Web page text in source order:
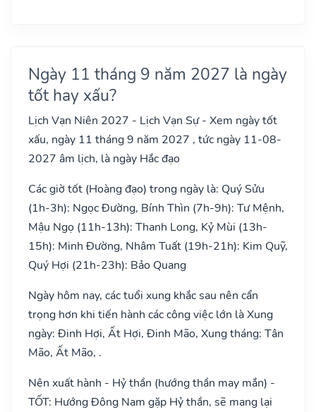
Ngày 11 tháng 9 năm 2027 là ngày
tốt hay xấu?
Lịch Vạn Niên 2027 - Lịch Vạn Sự - Xem ngày tốt
xấu, ngày 11 tháng 9 năm 2027 , tức ngày 11-08-
2027 âm lịch, là ngày Hắc đạo
Các giờ tốt (Hoàng đạo) trong ngày là: Quý Sửu
(1h-3h): Ngọc Đường, Bính Thìn (7h-9h): Tư Mệnh,
Mậu Ngọ (11h-13h): Thanh Long, Kỷ Mùi (13h-
15h): Minh Đường, Nhâm Tuất (19h-21h): Kim Quỹ,
Quý Hợi (21h-23h): Bảo Quang
Ngày hôm nay, các tuổi xung khắc sau nên cẩn
trọng hơn khi tiến hành các công việc lớn là Xung
ngày: Đinh Hợi, Ất Hợi, Đinh Mão, Xung tháng: Tân
Mão, Ất Mão, .
Nên xuất hành - Hỷ thần (hướng thần may mắn) -
TỐT: Hướng Đông Nam gặp Hỷ thần, sẽ mang lại